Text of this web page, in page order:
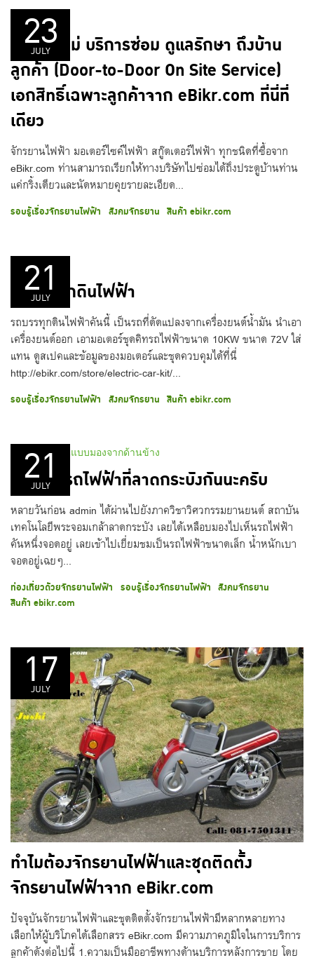
23
JULY
บริการใหม่ บริการซ่อม ดูแลรักษา ถึงบ้าน
ลูกค้า (Door-to-Door On Site Service)
เอกสิทธิ์เฉพาะลูกค้าจาก eBikr.com ที่นี่ที่
เดียว
จักรยานไฟฟ้า มอเตอร์ไซค์ไฟฟ้า สกู๊ตเตอร์ไฟฟ้า ทุกชนิดที่ซื้อจาก
eBikr.com ท่านสามารถเรียกให้ทางบริษัทไปซ่อมได้ถึงประตูบ้านท่าน
แค่กริ้งเดียวและนัดหมายคุยรายละเอียด...
รอบรู้เรื่องจักรยานไฟฟ้า สังคมจักรยาน สินค้า ebikr.com
21
JULY
รถบรรทุกดินไฟฟ้า
รถบรรทุกดินไฟฟ้าคันนี้ เป็นรถที่ดัดแปลงจากเครื่องยนต์น้ำมัน นำเอา
เครื่องยนต์ออก เอามอเตอร์ชุดคิทรถไฟฟ้าขนาด 10KW ขนาด 72V ใส่
แทน ดูสเปคและข้อมูลของมอเตอร์และชุดควบคุมได้ที่นี่
http://ebikr.com/store/electric-car-kit/...
รอบรู้เรื่องจักรยานไฟฟ้า สังคมจักรยาน สินค้า ebikr.com
21
JULY
เยี่ยมชมรถไฟฟ้าที่ลาดกระบังกันนะครับ
หลายวันก่อน admin ได้ผ่านไปยังภาควิชาวิศวกรรมยานยนต์ สถาบัน
เทคโนโลยีพระจอมเกล้าลาดกระบัง เลยได้เหลือบมองไปเห็นรถไฟฟ้า
คันหนึ่งจอดอยู่ เลยเข้าไปเยี่ยมชมเป็นรถไฟฟ้าขนาดเล็ก น้ำหนักเบา
จอดอยู่เฉยๆ...
ท่องเที่ยวด้วยจักรยานไฟฟ้า รอบรู้เรื่องจักรยานไฟฟ้า สังคมจักรยาน
สินค้า ebikr.com
17
JULY
ทำไมต้องจักรยานไฟฟ้าและชุดติดตั้ง
จักรยานไฟฟ้าจาก eBikr.com
ปัจจุบันจักรยานไฟฟ้าและชุดติดตั้งจักรยานไฟฟ้ามีหลากหลายทาง
เลือกให้ผู้บริโภคได้เลือกสรร eBikr.com มีความภาคภูมิใจในการบริการ
ลูกค้าดังต่อไปนี้ 1.ความเป็นมืออาชีพทางด้านบริการหลังการขาย โดย